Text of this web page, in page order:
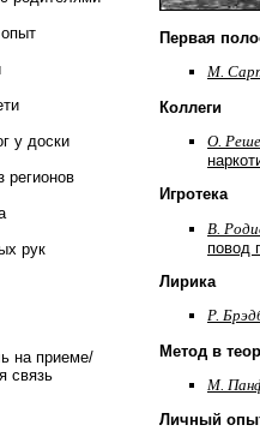
у доски
регионов
рук
на приеме/
связь
Первая
М.
Коллеги
О.
Игротека
В.
повод
Лирика
Р.
Метод в
М.
Личный